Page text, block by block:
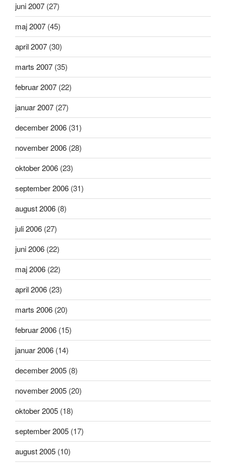
juni 2007 (27)
maj 2007 (45)
april 2007 (30)
marts 2007 (35)
februar 2007 (22)
januar 2007 (27)
december 2006 (31)
november 2006 (28)
oktober 2006 (23)
september 2006 (31)
august 2006 (8)
juli 2006 (27)
juni 2006 (22)
maj 2006 (22)
april 2006 (23)
marts 2006 (20)
februar 2006 (15)
januar 2006 (14)
december 2005 (8)
november 2005 (20)
oktober 2005 (18)
september 2005 (17)
august 2005 (10)